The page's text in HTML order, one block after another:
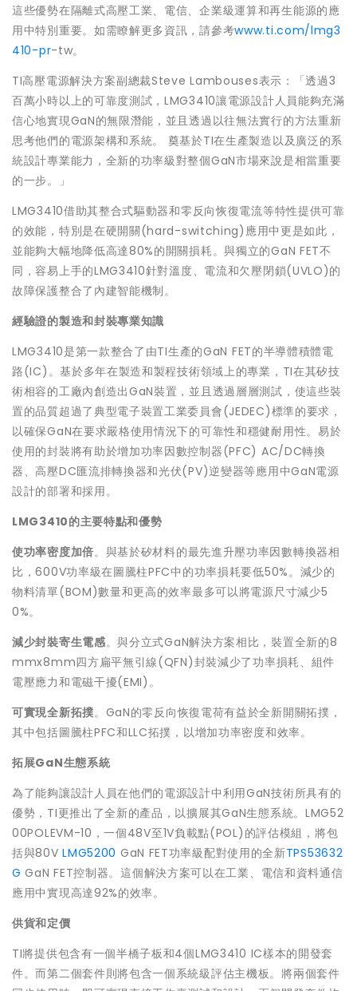
這些優勢在隔離式高壓工業、電信、企業級運算和再生能源的應
用中特別重要。如需瞭解更多資訊，請參考www.ti.com/lmg3
410-pr-tw。
TI高壓電源解決方案副總裁Steve Lambouses表示：「透過3
百萬小時以上的可靠度測試，LMG3410讓電源設計人員能夠充滿
信心地實現GaN的無限潛能，並且透過以往無法實行的方法重新
思考他們的電源架構和系統。 奠基於TI在生產製造以及廣泛的系
統設計專業能力，全新的功率級對整個GaN市場來說是相當重要
的一步。」
LMG3410借助其整合式驅動器和零反向恢復電流等特性提供可靠
的效能，特別是在硬開關(hard-switching)應用中更是如此，
並能夠大幅地降低高達80%的開關損耗。與獨立的GaN FET不
同，容易上手的LMG3410針對溫度、電流和欠壓閉鎖(UVLO)的
故障保護整合了內建智能機制。
經驗證的製造和封裝專業知識
LMG3410是第一款整合了由TI生產的GaN FET的半導體積體電
路(IC)。基於多年在製造和製程技術領域上的專業，TI在其矽技
術相容的工廠內創造出GaN裝置，並且透過層層測試，使這些裝
置的品質超過了典型電子裝置工業委員會(JEDEC)標準的要求，
以確保GaN在要求嚴格使用情況下的可靠性和穩健耐用性。易於
使用的封裝將有助於增加功率因數控制器(PFC) AC/DC轉換
器、高壓DC匯流排轉換器和光伏(PV)逆變器等應用中GaN電源
設計的部署和採用。
LMG3410的主要特點和優勢
使功率密度加倍。與基於矽材料的最先進升壓功率因數轉換器相
比，600V功率級在圖騰柱PFC中的功率損耗要低50%。減少的
物料清單(BOM)數量和更高的效率最多可以將電源尺寸減少5
0%。
減少封裝寄生電感。與分立式GaN解決方案相比，裝置全新的8
mmx8mm四方扁平無引線(QFN)封裝減少了功率損耗、組件
電壓應力和電磁干擾(EMI)。
可實現全新拓撲。GaN的零反向恢復電荷有益於全新開關拓撲，
其中包括圖騰柱PFC和LLC拓撲，以增加功率密度和效率。
拓展GaN生態系統
為了能夠讓設計人員在他們的電源設計中利用GaN技術所具有的
優勢，TI更推出了全新的產品，以擴展其GaN生態系統。LMG52
00POLEVM-10，一個48V至1V負載點(POL)的評估模組，將包
括與80VLMG5200 GaN FET功率級配對使用的全新TPS53632
G GaN FET控制器。這個解決方案可以在工業、電信和資料通信
應用中實現高達92%的效率。
供貨和定價
TI將提供包含有一個半橋子板和4個LMG3410 IC樣本的開發套
件。而第二個套件則將包含一個系統級評估主機板。將兩個套件